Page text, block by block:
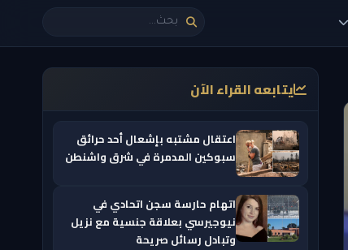
يتابعه القراء الآن
اعتقال مشتبه بإشعال أحد حرائق
سبوكين المدمرة في شرق واشنطن
اتهام حارسة سجن اتحادي في
نيوجيرسي بعلاقة جنسية مع نزيل
وتبادل رسائل صريحة